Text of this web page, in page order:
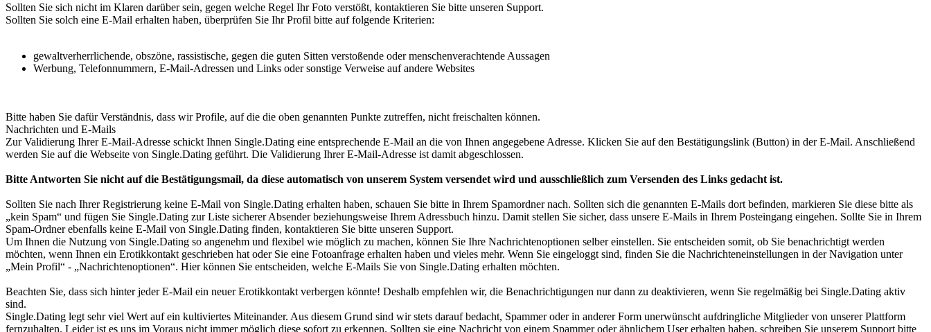
Sollten Sie sich nicht im Klaren darüber sein, gegen welche Regel Ihr Foto verstößt, kontaktieren Sie bitte unseren Support.
Sollten Sie solch eine E-Mail erhalten haben, überprüfen Sie Ihr Profil bitte auf folgende Kriterien:
gewaltverherrlichende, obszöne, rassistische, gegen die guten Sitten verstoßende oder menschenverachtende Aussagen
Werbung, Telefonnummern, E-Mail-Adressen und Links oder sonstige Verweise auf andere Websites
Bitte haben Sie dafür Verständnis, dass wir Profile, auf die die oben genannten Punkte zutreffen, nicht freischalten können.
Nachrichten und E-Mails
Zur Validierung Ihrer E-Mail-Adresse schickt Ihnen Single.Dating eine entsprechende E-Mail an die von Ihnen angegebene Adresse. Klicken Sie auf den Bestätigungslink (Button) in der E-Mail. Anschließend
werden Sie auf die Webseite von Single.Dating geführt. Die Validierung Ihrer E-Mail-Adresse ist damit abgeschlossen.
Bitte Antworten Sie nicht auf die Bestätigungsmail, da diese automatisch von unserem System versendet wird und ausschließlich zum Versenden des Links gedacht ist.
Sollten Sie nach Ihrer Registrierung keine E-Mail von Single.Dating erhalten haben, schauen Sie bitte in Ihrem Spamordner nach. Sollten sich die genannten E-Mails dort befinden, markieren Sie diese bitte als
„kein Spam“ und fügen Sie Single.Dating zur Liste sicherer Absender beziehungsweise Ihrem Adressbuch hinzu. Damit stellen Sie sicher, dass unsere E-Mails in Ihrem Posteingang eingehen. Sollte Sie in Ihrem
Spam-Ordner ebenfalls keine E-Mail von Single.Dating finden, kontaktieren Sie bitte unseren Support.
Um Ihnen die Nutzung von Single.Dating so angenehm und flexibel wie möglich zu machen, können Sie Ihre Nachrichtenoptionen selber einstellen. Sie entscheiden somit, ob Sie benachrichtigt werden
möchten, wenn Ihnen ein Erotikkontakt geschrieben hat oder Sie eine Fotoanfrage erhalten haben und vieles mehr. Wenn Sie eingeloggt sind, finden Sie die Nachrichteneinstellungen in der Navigation unter
„Mein Profil“ - „Nachrichtenoptionen“. Hier können Sie entscheiden, welche E-Mails Sie von Single.Dating erhalten möchten.
Beachten Sie, dass sich hinter jeder E-Mail ein neuer Erotikkontakt verbergen könnte! Deshalb empfehlen wir, die Benachrichtigungen nur dann zu deaktivieren, wenn Sie regelmäßig bei Single.Dating aktiv
sind.
Single.Dating legt sehr viel Wert auf ein kultiviertes Miteinander. Aus diesem Grund sind wir stets darauf bedacht, Spammer oder in anderer Form unerwünscht aufdringliche Mitglieder von unserer Plattform
fernzuhalten. Leider ist es uns im Voraus nicht immer möglich diese sofort zu erkennen. Sollten sie eine Nachricht von einem Spammer oder ähnlichem User erhalten haben, schreiben Sie unserem Support bitte